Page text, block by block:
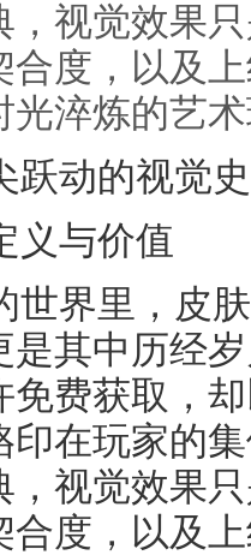
，视觉效果
合度，以及
光淬炼的艺
跃动的视觉
义与价值
世界里，皮
是其中历经
免费获取，
印在玩家的
，视觉效果
合度，以及